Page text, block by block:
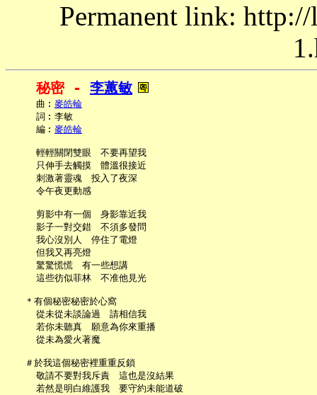
Permanent link:
秘密 - 李蕙敏
     曲︰
麥皓輪
     詞︰李敏
     編︰
麥皓輪
     輕輕關閉雙眼　不要再望我
     只伸手去觸摸　體溫很接近
     刺激著靈魂　投入了夜深
     令午夜更動感
     剪影中有一個　身影靠近我
     影子一對交錯　不須多發問
     我心沒別人　停住了電燈
     但我又再亮燈
     驚驚慌慌　有一些想講
     這些彷似菲林　不准他見光
   ＊有個秘密秘密於心窩
     從未從未談論過　請相信我
     若你未聽真　願意為你來重播
     從未為愛火著魔
   ＃於我這個秘密裡重重反鎖
     敬請不要對我斥責　這也是沒結果
     若然是明白維護我　要守約未能道破